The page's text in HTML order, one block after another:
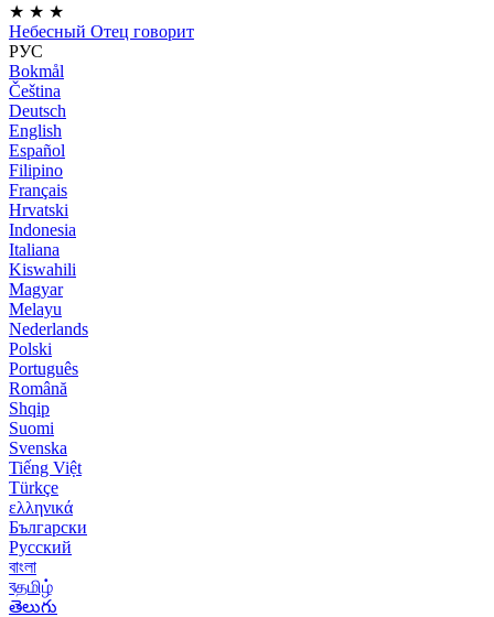
★ ★ ★
Небесный Отец говорит
РУС
Bokmål
Čeština
Deutsch
English
Español
Filipino
Français
Hrvatski
Indonesia
Italiana
Kiswahili
Magyar
Melayu
Nederlands
Polski
Português
Română
Shqip
Suomi
Svenska
Tiếng Việt
Türkçe
ελληνικά
Български
Русский
বাংলা
বதமிழ்
తెలుగు